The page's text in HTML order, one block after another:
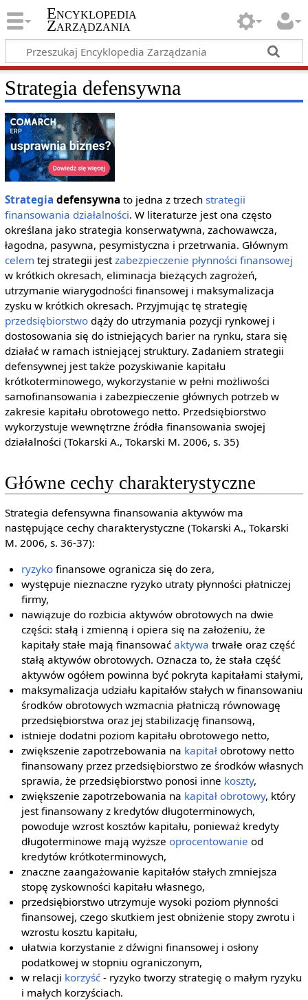
Encyklopedia
Zarządzania
Strategia defensywna
Strategia defensywna to jedna z trzech strategii
finansowania działalności. W literaturze jest ona często
określana jako strategia konserwatywna, zachowawcza,
łagodna, pasywna, pesymistyczna i przetrwania. Głównym
celem tej strategii jestzabezpieczenie płynności finansowej
w krótkich okresach, eliminacja bieżących zagrożeń,
utrzymanie wiarygodności finansowej i maksymalizacja
zysku w krótkich okresach. Przyjmując tę strategię
przedsiębiorstwodąży do utrzymania pozycji rynkowej i
dostosowania się do istniejących barier na rynku, stara się
działać w ramach istniejącej struktury. Zadaniem strategii
defensywnej jest także pozyskiwanie kapitału
krótkoterminowego, wykorzystanie w pełni możliwości
samofinansowania i zabezpieczenie głównych potrzeb w
zakresie kapitału obrotowego netto. Przedsiębiorstwo
wykorzystuje wewnętrzne źródła finansowania swojej
działalności (Tokarski A., Tokarski M. 2006, s. 35)
Główne cechy charakterystyczne
Strategia defensywna finansowania aktywów ma
następujące cechy charakterystyczne (Tokarski A., Tokarski
M. 2006, s. 36-37):
ryzyko finansowe ogranicza się do zera,
występuje nieznaczne ryzyko utraty płynności płatniczej
firmy,
nawiązuje do rozbicia aktywów obrotowych na dwie
części: stałą i zmienną i opiera się na założeniu, że
kapitały stałe mają finansowaćaktywa trwałe oraz część
stałą aktywów obrotowych. Oznacza to, że stała część
aktywów ogółem powinna być pokryta kapitałami stałymi,
maksymalizacja udziału kapitałów stałych w finansowaniu
środków obrotowych wzmacnia płatniczą równowagę
przedsiębiorstwa oraz jej stabilizację finansową,
istnieje dodatni poziom kapitału obrotowego netto,
zwiększenie zapotrzebowania na kapitał obrotowy netto
finansowany przez przedsiębiorstwo ze środków własnych
sprawia, że przedsiębiorstwo ponosi inne koszty,
zwiększenie zapotrzebowania na kapitał obrotowy, który
jest finansowany z kredytów długoterminowych,
powoduje wzrost kosztów kapitału, ponieważ kredyty
długoterminowe mają wyższeoprocentowanie od
kredytów krótkoterminowych,
znaczne zaangażowanie kapitałów stałych zmniejsza
stopę zyskowności kapitału własnego,
przedsiębiorstwo utrzymuje wysoki poziom płynności
finansowej, czego skutkiem jest obniżenie stopy zwrotu i
wzrostu kosztu kapitału,
ułatwia korzystanie z dźwigni finansowej i osłony
podatkowej w stopniu ograniczonym,
w relacji korzyść - ryzyko tworzy strategię o małym ryzyku
i małych korzyściach.